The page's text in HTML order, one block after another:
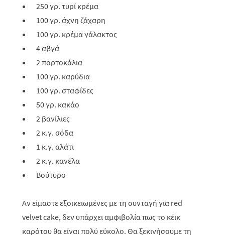
250 γρ. τυρί κρέμα
100 γρ. άχνη ζάχαρη
100 γρ. κρέμα γάλακτος
4 αβγά
2 πορτοκάλια
100 γρ. καρύδια
100 γρ. σταφίδες
50 γρ. κακάο
2 βανίλιες
2 κ.γ. σόδα
1 κ.γ. αλάτι
2 κ.γ. κανέλα
Βούτυρο
Αν είμαστε εξοικειωμένες με τη συνταγή για red
velvetcake, δεν υπάρχει αμφιβολία πως το κέικ
καρότου θα είναι πολύ εύκολο. Θα ξεκινήσουμε τη